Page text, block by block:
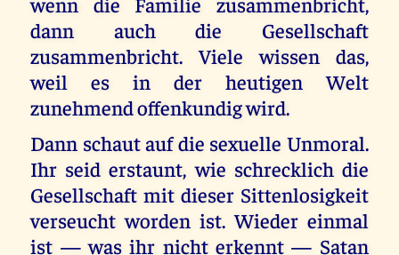
dann auch die Gesellschaft
zusammenbricht. Viele wissen das,
weil es in der heutigen Welt
zunehmend offenkundig wird.
Dann schaut auf die sexuelle Unmoral.
Ihr seid erstaunt, wie schrecklich die
Gesellschaft mit dieser Sittenlosigkeit
verseucht worden ist. Wieder einmal
ist — was ihr nicht erkennt — Satan